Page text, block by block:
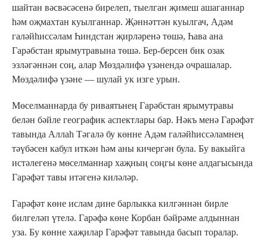
шайтан вәсвәсәсенә бирелеп, тыелган җимеш ашаганнар
һәм оҗмахтан куылганнар. Җәннәттән куылгач, Адәм
галәйһиссәлам Һиндстан җирләренә төшә, Һава ана
Гарәбстан ярымутравына төшә. Бер-берсен бик озак
эзләгәннән соң, алар Мөздәлифә үзәнендә очрашалар.
Мөздәлифә үзәне — шулай ук изге урын.
Мөселманнарда бу риваятьнең Гарәбстан ярымутравы
белән бәйле географик аспектлары бар. Нәкъ менә Гарәфәт
тавында Аллаһ Тәгалә бу көнне Адәм галәйһиссәламнең
тәүбәсен кабул иткән һәм аны кичергән була. Бу вакыйга
истәлегенә мөселманнар хаҗның соңгы көне алдагысында
Гарәфәт тавы итәгенә киләләр.
Гарәфәт көне ислам дине барлыкка килгәннән бирле
билгеләп үтелә. Гарәфә көне Корбан бәйрәме алдыннан
уза. Бу көнне хаҗилар Гарәфәт тавында басып торалар.